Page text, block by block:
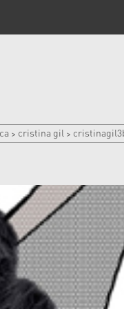
> cristina gil >